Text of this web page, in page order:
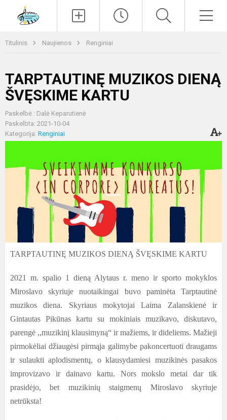
Titulinis Naujienos Renginiai
TARPTAUTINĘ MUZIKOS DIENĄ
ŠVĘSKIME KARTU
Paskelbė : Dalė Keparutienė
Paskelbta: 2021-10-04
Kategorija: Renginiai
TARPTAUTINĘ MUZIKOS DIENĄ ŠVĘSKIME KARTU
2021 m. spalio 1 dieną Alytaus r. meno ir sporto mokyklos
Miroslavo skyriuje nuotaikingai buvo paminėta Tarptautinė
muzikos diena. Skyriaus mokytojai Laima Zalanskienė ir
Gintautas Pikūnas kartu su mokiniais muzikavo, diskutavo,
parengė ,,muzikinį klausimyną“ ir mažiems, ir dideliems. Mažieji
pirmokėliai džiaugėsi pirmąja galimybe pakoncertuoti draugams
ir sulaukti aplodismentų, o klausydamiesi muzikinės pasakos
improvizavo ir dainavo kartu. Nors mokslo metai dar tik
prasidėjo, bet muzikinių staigmenų Miroslavo skyriuje
netrūksta!